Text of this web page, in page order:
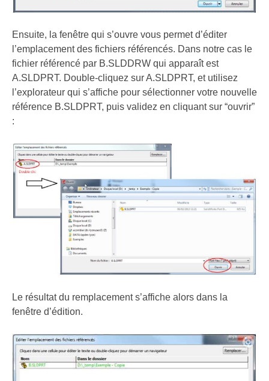
Ensuite, la fenêtre qui s’ouvre vous permet d’éditer
l’emplacement des fichiers référencés. Dans notre cas le
fichier référencé par B.SLDDRW qui apparaît est
A.SLDPRT. Double-cliquez sur A.SLDPRT, et utilisez
l’explorateur qui s’affiche pour sélectionner votre nouvelle
référence B.SLDPRT, puis validez en cliquant sur “ouvrir”
:
Le résultat du remplacement s’affiche alors dans la
fenêtre d’édition.